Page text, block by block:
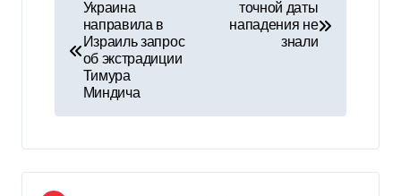
и
г
а
Украина
направила в
Израиль запрос
об экстрадиции
Тимура
Миндича
точной даты
нападения не
знали